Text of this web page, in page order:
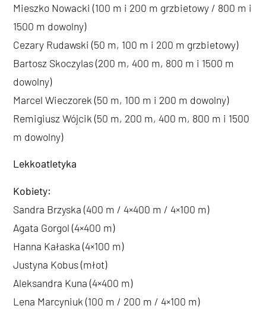
Mieszko Nowacki (100 m i 200 m grzbietowy / 800 m i
1500 m dowolny)
Cezary Rudawski (50 m, 100 m i 200 m grzbietowy)
Bartosz Skoczylas (200 m, 400 m, 800 m i 1500 m
dowolny)
Marcel Wieczorek (50 m, 100 m i 200 m dowolny)
Remigiusz Wójcik (50 m, 200 m, 400 m, 800 m i 1500
m dowolny)
Lekkoatletyka
Kobiety:
Sandra Brzyska (400 m / 4×400 m / 4×100 m)
Agata Gorgol (4×400 m)
Hanna Kałaska (4×100 m)
Justyna Kobus (młot)
Aleksandra Kuna (4×400 m)
Lena Marcyniuk (100 m / 200 m / 4×100 m)